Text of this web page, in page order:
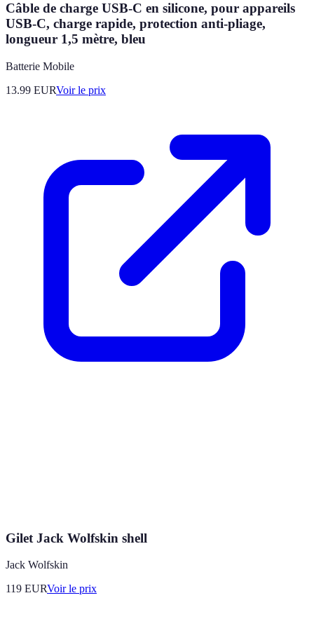
Câble de charge USB-C en silicone, pour appareils
USB-C, charge rapide, protection anti-pliage,
longueur 1,5 mètre, bleu
Batterie Mobile
13.99 EURVoir le prix
Gilet Jack Wolfskin shell
Jack Wolfskin
119 EURVoir le prix